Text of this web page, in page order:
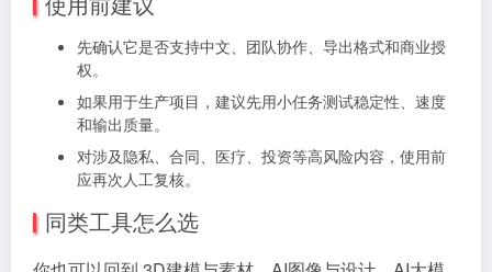
先确认它是否支持中文、团队协作、导出格式和商业授
权。
如果用于生产项目，建议先用小任务测试稳定性、速度
和输出质量。
对涉及隐私、合同、医疗、投资等高风险内容，使用前
应再次人工复核。
同类工具怎么选